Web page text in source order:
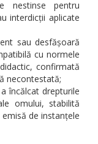
nestinse pentru
interdicții aplicate
sau desfășoară
cu normele
confirmată
necontestată;
încălcat drepturile
omului, stabilită
de instanțele